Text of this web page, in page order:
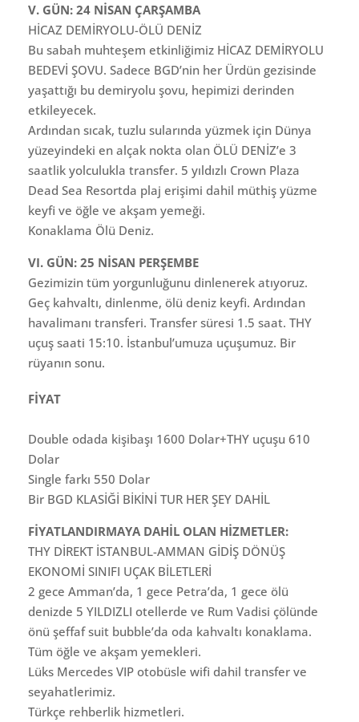
V. GÜN: 24 NİSAN ÇARŞAMBA
HİCAZ DEMİRYOLU-ÖLÜ DENİZ
Bu sabah muhteşem etkinliğimiz HİCAZ DEMİRYOLU
BEDEVİ ŞOVU. Sadece BGD’nin her Ürdün gezisinde
yaşattığı bu demiryolu şovu, hepimizi derinden
etkileyecek.
Ardından sıcak, tuzlu sularında yüzmek için Dünya
yüzeyindeki en alçak nokta olan ÖLÜ DENİZ’e 3
saatlik yolculukla transfer. 5 yıldızlı Crown Plaza
Dead Sea Resortda plaj erişimi dahil müthiş yüzme
keyfi ve öğle ve akşam yemeği.
Konaklama Ölü Deniz.
VI. GÜN: 25 NİSAN PERŞEMBE
Gezimizin tüm yorgunluğunu dinlenerek atıyoruz.
Geç kahvaltı, dinlenme, ölü deniz keyfi. Ardından
havalimanı transferi. Transfer süresi 1.5 saat. THY
uçuş saati 15:10. İstanbul’umuza uçuşumuz. Bir
rüyanın sonu.
FİYAT
Double odada kişibaşı 1600 Dolar+THY uçuşu 610
Dolar
Single farkı 550 Dolar
Bir BGD KLASİĞİ BİKİNİ TUR HER ŞEY DAHİL
FİYATLANDIRMAYA DAHİL OLAN HİZMETLER:
THY DİREKT İSTANBUL-AMMAN GİDİŞ DÖNÜŞ
EKONOMİ SINIFI UÇAK BİLETLERİ
2 gece Amman’da, 1 gece Petra’da, 1 gece ölü
denizde 5 YILDIZLI otellerde ve Rum Vadisi çölünde
önü şeffaf suit bubble’da oda kahvaltı konaklama.
Tüm öğle ve akşam yemekleri.
Lüks Mercedes VIP otobüsle wifi dahil transfer ve
seyahatlerimiz.
Türkçe rehberlik hizmetleri.